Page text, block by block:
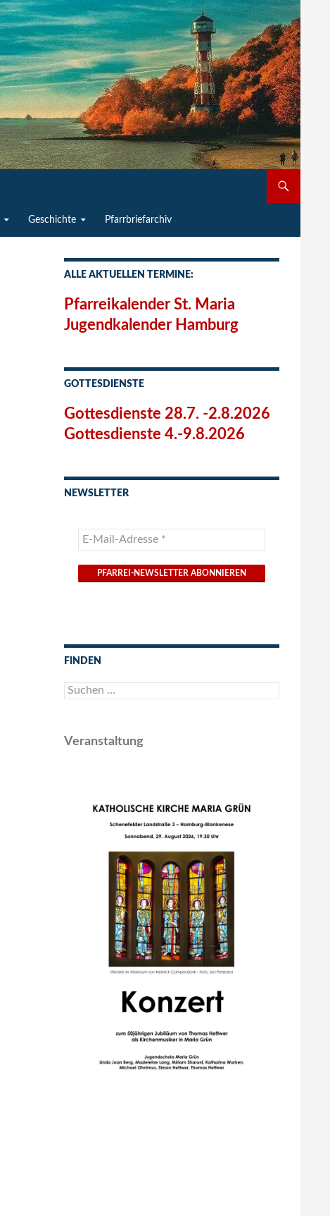
Geschichte Pfarrbriefarchiv
ALLE AKTUELLEN TERMINE:
Pfarreikalender St. Maria
Jugendkalender Hamburg
GOTTESDIENSTE
Gottesdienste 28.7. -2.8.2026
Gottesdienste 4.-9.8.2026
NEWSLETTER
FINDEN
Suchen
nach:
Veranstaltung